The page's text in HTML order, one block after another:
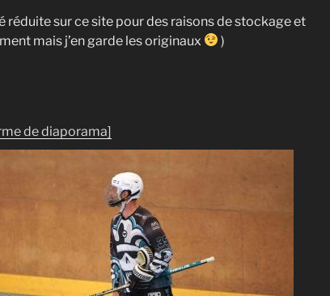
réduite sur ce site pour des raisons de stockage et
mais j’en garde les originaux
)
de diaporama]